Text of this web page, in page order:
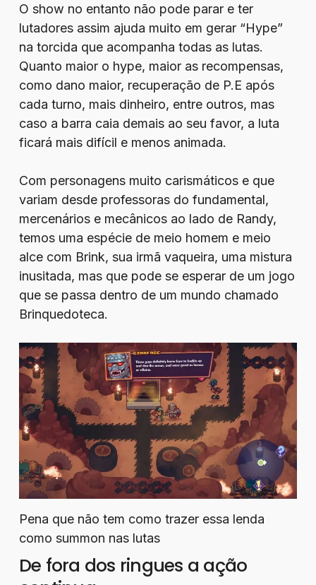
O show no entanto não pode parar e ter
lutadores assim ajuda muito em gerar “Hype”
na torcida que acompanha todas as lutas.
Quanto maior o hype, maior as recompensas,
como dano maior, recuperação de P.E após
cada turno, mais dinheiro, entre outros, mas
caso a barra caia demais ao seu favor, a luta
ficará mais difícil e menos animada.
Com personagens muito carismáticos e que
variam desde professoras do fundamental,
mercenários e mecânicos ao lado de Randy,
temos uma espécie de meio homem e meio
alce com Brink, sua irmã vaqueira, uma mistura
inusitada, mas que pode se esperar de um jogo
que se passa dentro de um mundo chamado
Brinquedoteca.
Pena que não tem como trazer essa lenda
como summon nas lutas
De fora dos ringues a ação